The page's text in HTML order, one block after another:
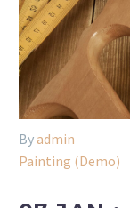
Byadmin
Painting (Demo)